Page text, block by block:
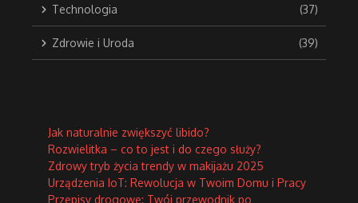
Technologia (37)
Zdrowie i Uroda (39)
Jak naturalnie zwiększyć libido?
Rozwielitka – co to jest i do czego służy?
Zdrowy tryb życia trendy w makijażu 2025
Urządzenia IoT: Rewolucja w Twoim Domu i Pracy
Przepisy drogowe: Twój przewodnik po